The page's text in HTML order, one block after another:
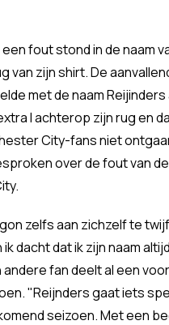
fout stond in de naam
van zijn shirt. De
met de naam
I achterop zijn rug en
City-fans niet
over de fout van de
zelfs aan zichzelf te
ik dacht dat ik zijn naam
fan deelt al een
"Reijnders gaat iets
seizoen. Met een